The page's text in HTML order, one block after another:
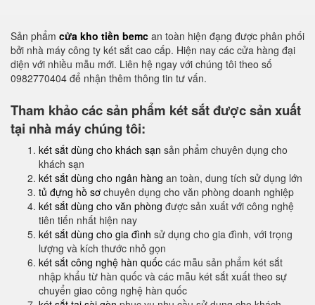
Sản phẩm cửa kho tiền bemc an toàn hiện đạng được phân phối
bởi nhà máy công ty két sắt cao cấp. Hiện nay các cửa hàng đại
diện với nhiều mẫu mới. Liên hệ ngay với chúng tôi theo số
0982770404 để nhận thêm thông tin tư vấn.
Tham khảo các sản phẩm két sắt được sản xuất
tại nhà máy chúng tôi:
két sắt dùng cho khách sạn sản phẩm chuyên dụng cho
khách sạn
két sắt dùng cho ngân hàng an toàn, dung tích sử dụng lớn
tủ đựng hồ sơ chuyên dụng cho văn phòng doanh nghiệp
két sắt dùng cho văn phòng được sản xuất với công nghệ
tiên tiến nhất hiện nay
két sắt dùng cho gia đình sử dụng cho gia đình, với trọng
lượng và kích thước nhỏ gọn
két sắt công nghệ hàn quốc các mẫu sản phẩm két sắt
nhập khẩu từ hàn quốc và các mẫu két sắt xuất theo sự
chuyển giao công nghệ hàn quốc